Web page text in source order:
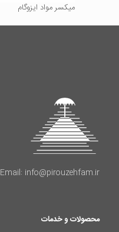
میکسر مواد ایزوگام
Email: info@pirouzehfam.ir
محصولات و خدمات